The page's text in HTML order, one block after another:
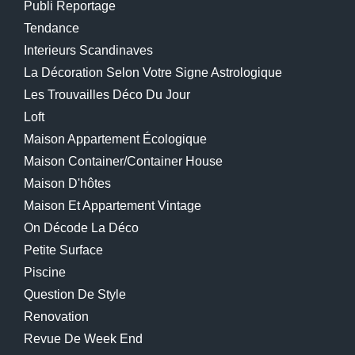
Publi Reportage
Tendance
Interieurs Scandinaves
La Décoration Selon Votre Signe Astrologique
Les Trouvailles Déco Du Jour
Loft
Maison Appartement Écologique
Maison Container/container House
Maison D'hôtes
Maison Et Appartement Vintage
On Décode La Déco
Petite Surface
Piscine
Question De Style
Renovation
Revue De Week End